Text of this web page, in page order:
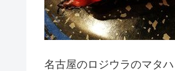
名古屋のロジウラのマタ